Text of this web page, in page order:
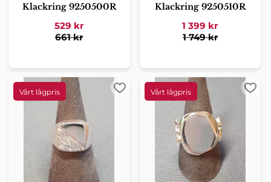
Klackring 9250500R
529 kr
661kr
Klackring 9250510R
1 399 kr
1 749kr
Lägg till i favoriter